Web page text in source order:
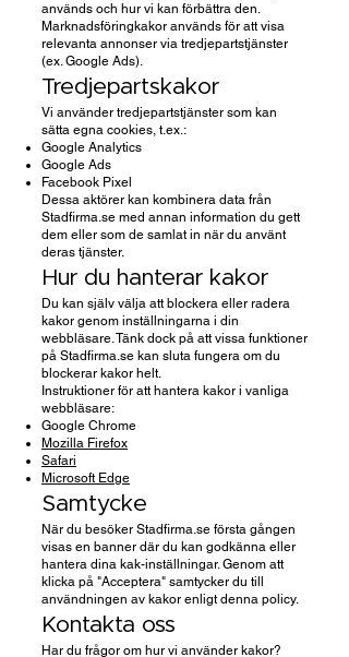
används och hur vi kan förbättra den.
Marknadsföringkakor används för att visa
relevanta annonser via tredjepartstjänster
(ex. Google Ads).
Tredjepartskakor
Vi använder tredjepartstjänster som kan
sätta egna cookies, t.ex.:
Google Analytics
Google Ads
Facebook Pixel
Dessa aktörer kan kombinera data från
Stadfirma.se med annan information du gett
dem eller som de samlat in när du använt
deras tjänster.
Hur du hanterar kakor
Du kan själv välja att blockera eller radera
kakor genom inställningarna i din
webbläsare. Tänk dock på att vissa funktioner
på Stadfirma.se kan sluta fungera om du
blockerar kakor helt.
Instruktioner för att hantera kakor i vanliga
webbläsare:
Google Chrome
Mozilla Firefox
Safari
Microsoft Edge
Samtycke
När du besöker Stadfirma.se första gången
visas en banner där du kan godkänna eller
hantera dina kak-inställningar. Genom att
klicka på "Acceptera" samtycker du till
användningen av kakor enligt denna policy.
Kontakta oss
Har du frågor om hur vi använder kakor?